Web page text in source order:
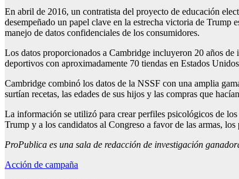
En abril de 2016, un contratista del proyecto de educación
desempeñado un papel clave en la estrecha victoria de Trump
manejo de datos confidenciales de los consumidores.
Los datos proporcionados a Cambridge incluyeron 20 años de
deportivos con aproximadamente 70 tiendas en Estados
Cambridge combinó los datos de la NSSF con una amplia
surtían recetas, las edades de sus hijos y las compras que
La información se utilizó para crear perfiles psicológicos de
Trump y a los candidatos al Congreso a favor de las armas,
ProPublica es una sala de redacción de investigación
Acción de campaña